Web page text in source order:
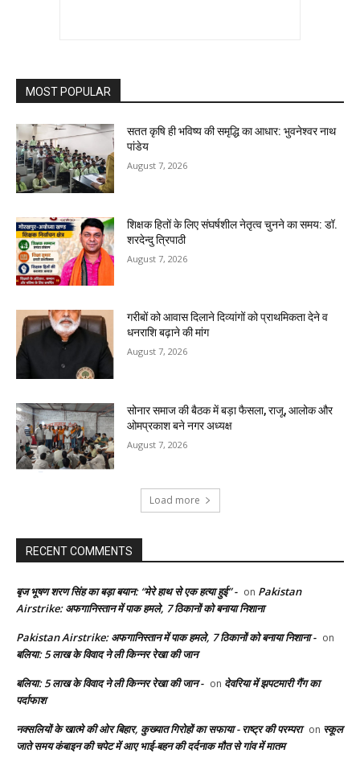
MOST POPULAR
सतत कृषि ही भविष्य की समृद्धि का आधार: भुवनेश्वर नाथ
पांडेय
August 7, 2026
शिक्षक हितों के लिए संघर्षशील नेतृत्व चुनने का समय: डॉ.
शरदेन्दु त्रिपाठी
August 7, 2026
गरीबों को आवास दिलाने दिव्यांगों को प्राथमिकता देने व
धनराशि बढ़ाने की मांग
August 7, 2026
सोनार समाज की बैठक में बड़ा फैसला, राजू, आलोक और
ओमप्रकाश बने नगर अध्यक्ष
August 7, 2026
Load more
RECENT COMMENTS
बृज भूषण शरण सिंह का बड़ा बयान: “मेरे हाथ से एक हत्या हुई” - on Pakistan
Airstrike: अफगानिस्तान में पाक हमले, 7 ठिकानों को बनाया निशाना
Pakistan Airstrike: अफगानिस्तान में पाक हमले, 7 ठिकानों को बनाया निशाना - on
बलिया: 5 लाख के विवाद ने ली किन्नर रेखा की जान
बलिया: 5 लाख के विवाद ने ली किन्नर रेखा की जान - on देवरिया में झपटमारी गैंग का
पर्दाफाश
नक्सलियों के खात्मे की ओर बिहार, कुख्यात गिरोहों का सफाया - राष्ट्र की परम्परा on स्कूल
जाते समय कंबाइन की चपेट में आए भाई-बहन की दर्दनाक मौत से गांव में मातम